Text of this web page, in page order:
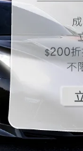
機車專用 雙